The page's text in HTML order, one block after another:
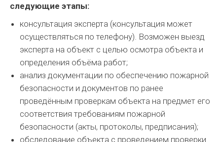
следующие этапы:
консультация эксперта (консультация может
осуществляться по телефону). Возможен выезд
эксперта на объект с целью осмотра объекта и
определения объёма работ;
анализ документации по обеспечению пожарной
безопасности и документов по ранее
проведённым проверкам объекта на предмет его
соответствия требованиям пожарной
безопасности (акты, протоколы, предписания);
обследование объекта с проведением проверки